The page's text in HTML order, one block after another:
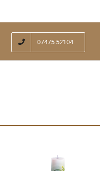
07475 52104